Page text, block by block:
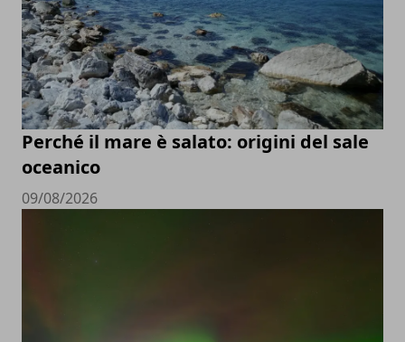
Perché il mare è salato: origini del sale
oceanico
09/08/2026